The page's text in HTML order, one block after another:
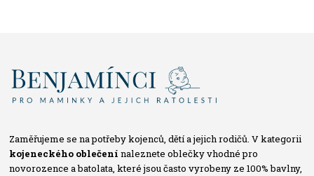
Zaměřujeme se na potřeby kojenců, dětí a jejich rodičů. V kategorii
kojeneckého oblečení naleznete oblečky vhodné pro
novorozence a batolata, které jsou často vyrobeny ze 100% bavlny,